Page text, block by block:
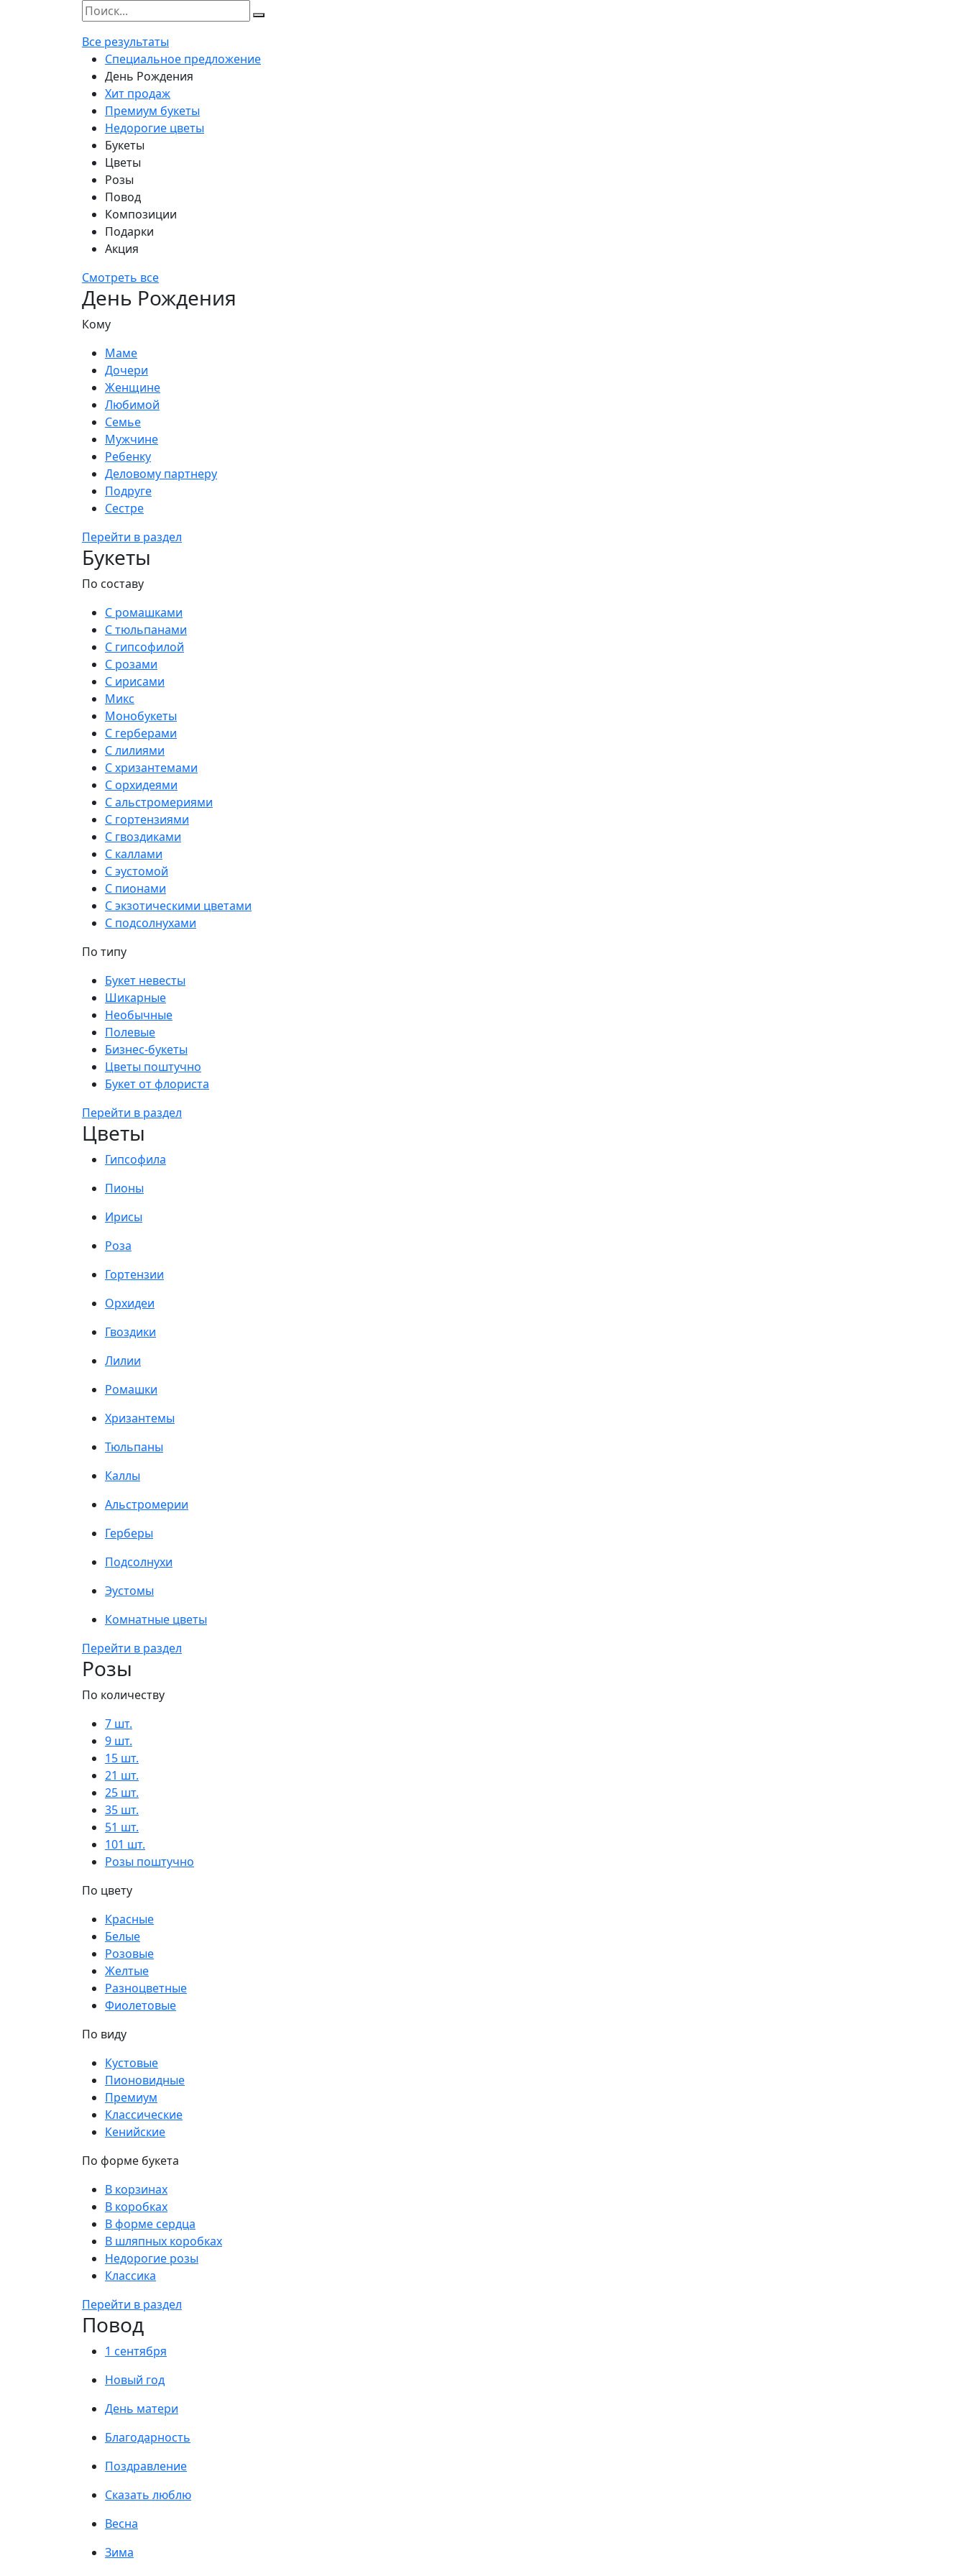
Все результаты
Специальное предложение
День Рождения
Хит продаж
Премиум букеты
Недорогие цветы
Букеты
Цветы
Розы
Повод
Композиции
Подарки
Акция
Смотреть все
День Рождения
Кому
Маме
Дочери
Женщине
Любимой
Семье
Мужчине
Ребенку
Деловому партнеру
Подруге
Сестре
Перейти в раздел
Букеты
По составу
С ромашками
С тюльпанами
С гипсофилой
С розами
С ирисами
Микс
Монобукеты
С герберами
С лилиями
С хризантемами
С орхидеями
С альстромериями
С гортензиями
С гвоздиками
С каллами
С эустомой
С пионами
С экзотическими цветами
С подсолнухами
По типу
Букет невесты
Шикарные
Необычные
Полевые
Бизнес-букеты
Цветы поштучно
Букет от флориста
Перейти в раздел
Цветы
Гипсофила
Пионы
Ирисы
Роза
Гортензии
Орхидеи
Гвоздики
Лилии
Ромашки
Хризантемы
Тюльпаны
Каллы
Альстромерии
Герберы
Подсолнухи
Эустомы
Комнатные цветы
Перейти в раздел
Розы
По количеству
7 шт.
9 шт.
15 шт.
21 шт.
25 шт.
35 шт.
51 шт.
101 шт.
Розы поштучно
По цвету
Красные
Белые
Розовые
Желтые
Разноцветные
Фиолетовые
По виду
Кустовые
Пионовидные
Премиум
Классические
Кенийские
По форме букета
В корзинах
В коробках
В форме сердца
В шляпных коробках
Недорогие розы
Классика
Перейти в раздел
Повод
1 сентября
Новый год
День матери
Благодарность
Поздравление
Сказать люблю
Весна
Зима